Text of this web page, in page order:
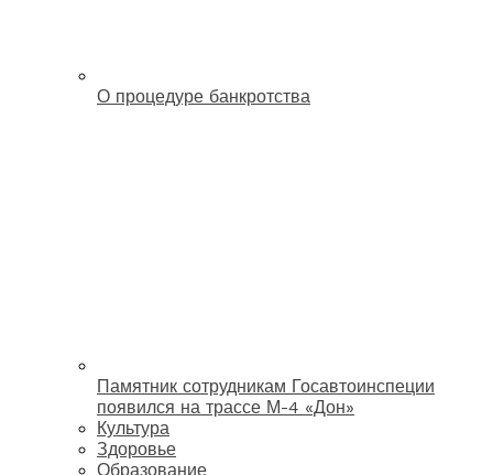
О процедуре банкротства
Памятник сотрудникам Госавтоинспеции
появился на трассе М-4 «Дон»
Культура
Здоровье
Образование